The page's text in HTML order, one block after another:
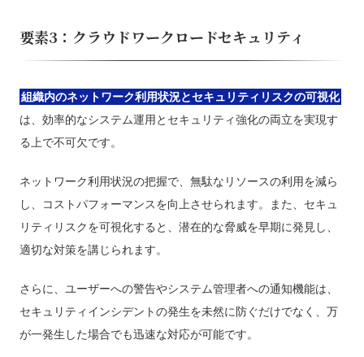
要素3：クラウドワークロードセキュリティ
組織内のネットワーク利用状況とセキュリティリスクの可視化
は、効率的なシステム運用とセキュリティ強化の両立を実現す
る上で不可欠です。
ネットワーク利用状況の把握で、無駄なリソースの利用を減ら
し、コストパフォーマンスを向上させられます。また、セキュ
リティリスクを可視化すると、潜在的な脅威を早期に発見し、
適切な対策を講じられます。
さらに、ユーザーへの警告やシステム管理者への通知機能は、
セキュリティインシデントの発生を未然に防ぐだけでなく、万
が一発生した場合でも迅速な対応が可能です。